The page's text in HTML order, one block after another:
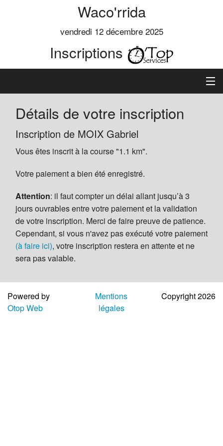
Waco'rrida
vendredi 12 décembre 2025
Inscriptions
Accueil
Informations
Règlement
Inscription
Classements
Aide
Détails de votre inscription
Inscription de MOIX Gabriel
Vous êtes inscrit à la course "1.1 km".
Votre paiement a bien été enregistré.
Attention: il faut compter un délai allant jusqu’à 3
jours ouvrables entre votre paiement et la validation
de votre inscription. Merci de faire preuve de patience.
Cependant, si vous n'avez pas exécuté votre paiement
(à faire ici), votre inscription restera en attente et ne
sera pas valable.
Powered by
Otop Web
Mentions
légales
Copyright 2026